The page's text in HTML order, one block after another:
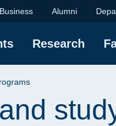
Business Alumni
Research